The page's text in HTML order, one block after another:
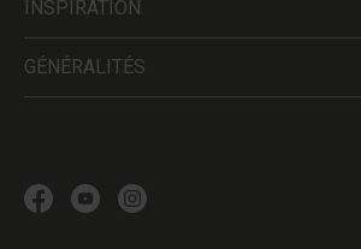
INSPIRATION
GÉNÉRALITÉS